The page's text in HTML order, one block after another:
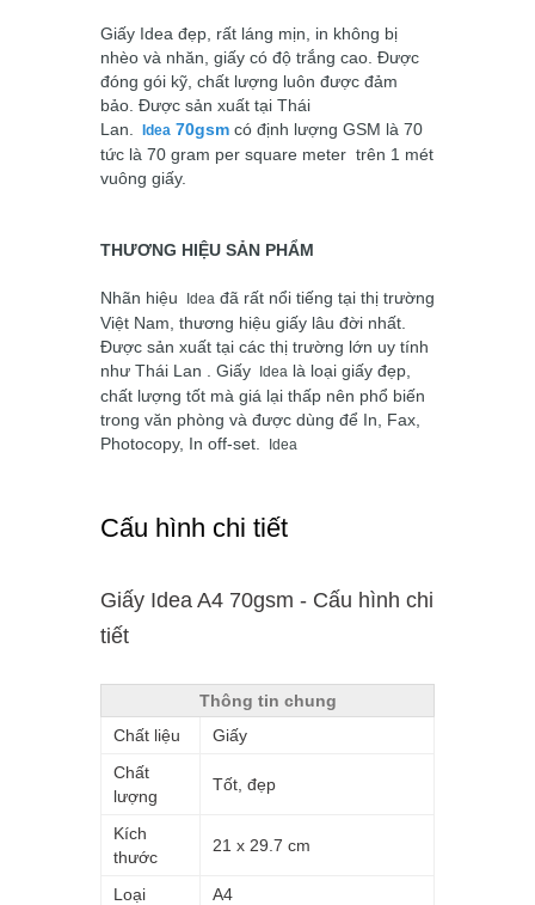
Giấy Idea đẹp, rất láng mịn, in không bị
nhèo và nhăn, giấy có độ trắng cao. Được
đóng gói kỹ, chất lượng luôn được đảm
bảo. Được sản xuất tại Thái
Lan.
Idea 70gsm có định lượng GSM là 70
tức là 70 gram per square meter trên 1 mét
vuông giấy.
THƯƠNG HIỆU SẢN PHẨM
Nhãn hiệu Idea đã rất nổi tiếng tại thị trường
Việt Nam, thương hiệu giấy lâu đời nhất.
Được sản xuất tại các thị trường lớn uy tính
như Thái Lan . Giấy
Idea là loại giấy đẹp,
chất lượng tốt mà giá lại thấp nên phổ biến
trong văn phòng và được dùng để In, Fax,
Photocopy, In off-set.
Idea
Cấu hình chi tiết
Giấy Idea A4 70gsm - Cấu hình chi
tiết
Thông tin chung
Chất liệu
Giấy
Chất
lượng
Tốt, đẹp
Kích
thước
21 x 29.7 cm
Loại
A4